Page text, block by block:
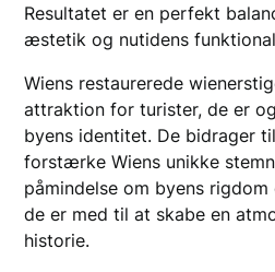
Resultatet er en perfekt
æstetik og nutidens
Wiens restaurerede
attraktion for turister, de er
byens identitet. De bidrager
forstærke Wiens unikke
påmindelse om byens
de er med til at skabe en
historie.